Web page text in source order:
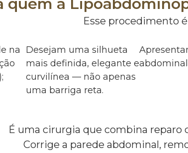
quem a
Esse procedimento
na
Desejam uma silhueta
mais definida, elegante e
curvilínea — não apenas
uma barriga reta.
É uma cirurgia que combina
Corrige a parede abdominal,